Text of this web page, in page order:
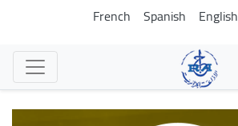
تجاوز
English
Spanish
French